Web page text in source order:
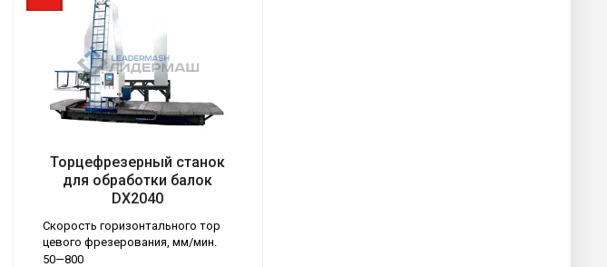
Тип станка
Обрабатывающие центры
Задать вопрос (боковая)
Да
Торцефрезерный станок
для обработки балок
DX2040
Скорость горизонтального тор
цевого фрезерования, мм/мин.
50—800